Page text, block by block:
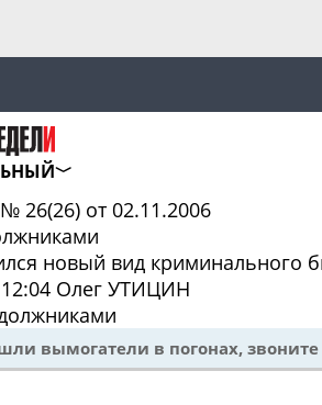
№ 26(26) от 02.11.2006
новый вид криминального
Олег УТИЦИН
вымогатели в погонах,